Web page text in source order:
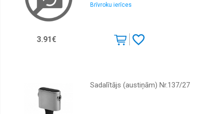
Brīvroku ierīces
3.91€
Sadalītājs (austiņām) Nr.137/27